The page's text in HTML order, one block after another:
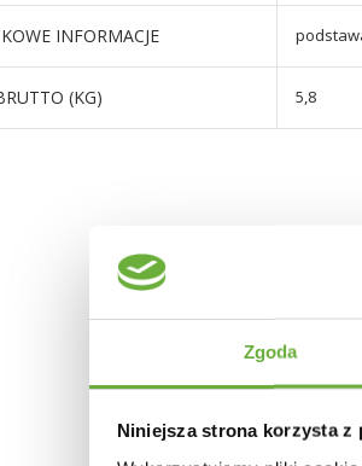
Zgoda
Niniejsza strona korzysta z
INFORMACJE
(KG) 5,8